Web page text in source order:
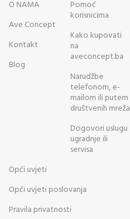
O NAMA
Ave Concept
Kontakt
Blog
Pomoć
korisnicima
Kako kupovati
na
aveconcept.ba
Narudžbe
telefonom, e-
mailom ili putem
društvenih mreža
Dogovori uslugu
ugradnje ili
servisa
Opći uvjeti
Opći uvjeti poslovanja
Pravila privatnosti